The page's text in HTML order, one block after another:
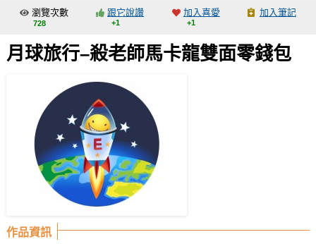
交流中心
攤位轉讓區
會員中心
註冊會員
登入
瀏覽次數
728
跟它說讚
+1
加入喜愛
+1
加入筆記
月球旅行–殺老師馬卡龍雙面零錢包
作品資訊